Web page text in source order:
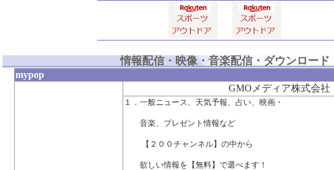
情報配信・映像・音楽配信・ダウンロード
mypop
GMOメディア株式会社
１．一般ニュース、天気予報、占い、映画・
音楽、プレゼント情報など
【２００チャンネル】の中から
欲しい情報を【無料】で選べます！